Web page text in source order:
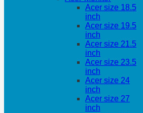
Acer size 18.5
inch
Acer size 19.5
inch
Acer size 21.5
inch
Acer size 23.5
inch
Acer size 24
inch
Acer size 27
inch